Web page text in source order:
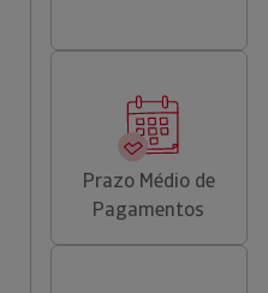
Prazo Médio de
Pagamentos